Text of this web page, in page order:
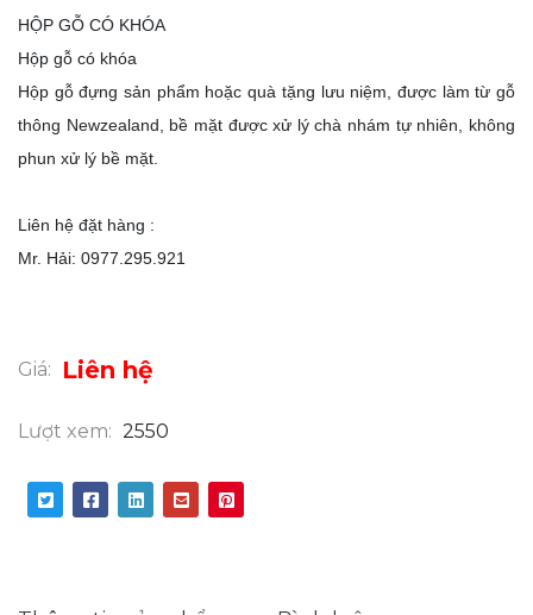
HỘP GỖ CÓ KHÓA
Hộp gỗ có khóa
Hộp gỗ đựng sản phẩm hoặc quà tặng lưu niệm, được làm từ gỗ
thông Newzealand, bề mặt được xử lý chà nhám tự nhiên, không
phun xử lý bề mặt.
Liên hệ đặt hàng :
Mr. Hải: 0977.295.921
Giá: Liên hệ
Lượt xem: 2550